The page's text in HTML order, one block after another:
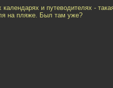
и путеводителях -
на пляже. Был там уже?